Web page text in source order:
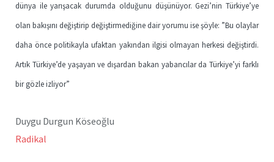
dünya ile yarışacak durumda olduğunu düşünüyor. Gezi’nin Türkiye’ye
olan bakışını değiştirip değiştirmediğine dair yorumu ise şöyle: ”Bu olaylar
daha önce politikayla ufaktan yakından ilgisi olmayan herkesi değiştirdi.
Artık Türkiye’de yaşayan ve dışardan bakan yabancılar da Türkiye’yi farklı
bir gözle izliyor”
Duygu Durgun Köseoğlu
Radikal